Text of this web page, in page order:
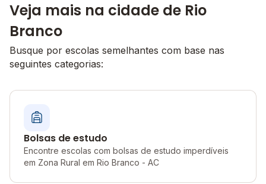
Veja mais na cidade de Rio
Branco
Busque por escolas semelhantes com base nas
seguintes categorias:
Bolsas de estudo
Encontre escolas com bolsas de estudo imperdíveis
em Zona Rural em Rio Branco - AC